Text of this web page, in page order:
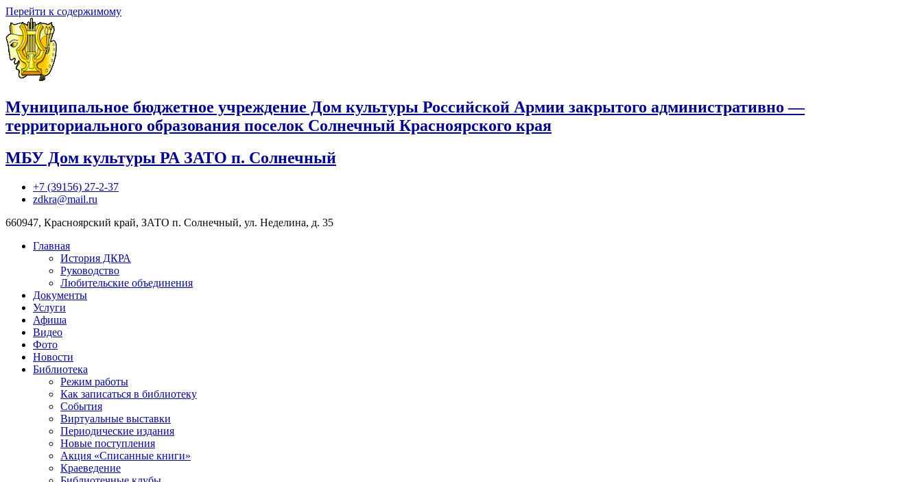
Перейти к содержимому
Муниципальное бюджетное учреждение Дом культуры Российской Армии закрытого административно —
территориального образования поселок Солнечный Красноярского края
МБУ Дом культуры РА ЗАТО п. Солнечный
+7 (39156) 27-2-37
zdkra@mail.ru
660947, Красноярский край, ЗАТО п. Солнечный, ул. Неделина, д. 35
Главная
История ДКРА
Руководство
Любительские объединения
Документы
Услуги
Афиша
Видео
Фото
Новости
Библиотека
Режим работы
Как записаться в библиотеку
События
Виртуальные выставки
Периодические издания
Новые поступления
Акция «Списанные книги»
Краеведение